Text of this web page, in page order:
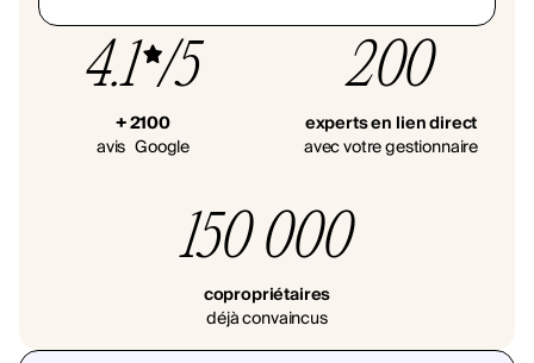
4.1 /5
+ 2100
avis Google
200
experts en lien direct
avec votre gestionnaire
150 000
copropriétaires
déjà convaincus